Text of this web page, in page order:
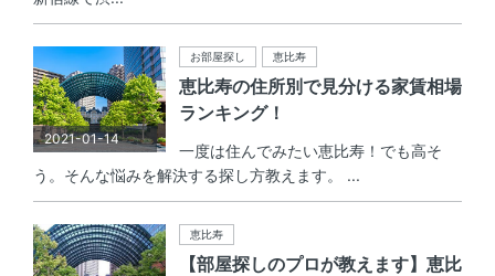
2021-01-14
お部屋探し 恵比寿
恵比寿の住所別で見分ける家賃相場
ランキング！
一度は住んでみたい恵比寿！でも高そ
う。そんな悩みを解決する探し方教えます。 ...
恵比寿
【部屋探しのプロが教えます】恵比